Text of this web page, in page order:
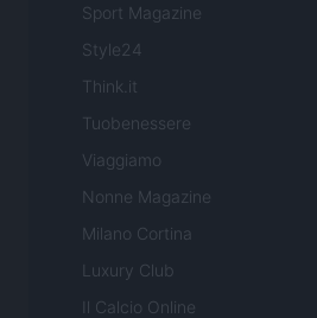
Sport Magazine
Style24
Think.it
Tuobenessere
Viaggiamo
Nonne Magazine
Milano Cortina
Luxury Club
Il Calcio Online